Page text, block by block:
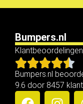
Bumpers.nl
Klantbeoordelingen
Bumpers.nl
9.6 door 8457